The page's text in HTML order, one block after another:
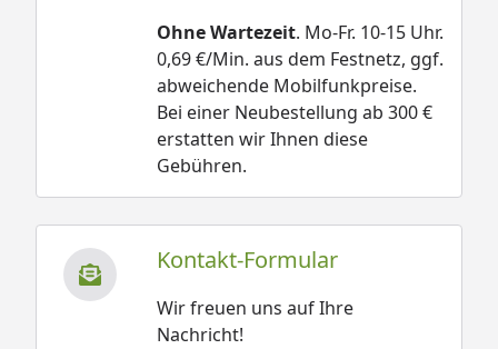
Ohne Wartezeit. Mo-Fr. 10-15 Uhr.
0,69 €/Min. aus dem Festnetz, ggf.
abweichende Mobilfunkpreise.
Bei einer Neubestellung ab 300 €
erstatten wir Ihnen diese
Gebühren.
Kontakt-Formular
Wir freuen uns auf Ihre
Nachricht!